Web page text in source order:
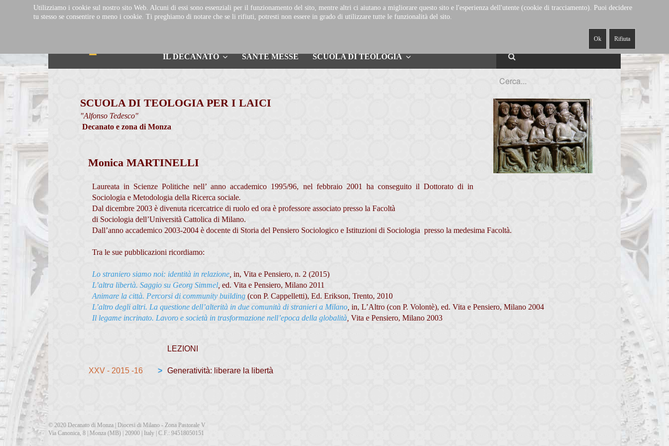
DUOMO DI
MONZA
-DECANATO-
CAPPELLA
-ALABARDIERI-
MUSEO E
TESORO
IL DECANATO SANTE MESSE SCUOLA DI TEOLOGIA
SCUOLA DI TEOLOGIA PER I LAICI
"Alfonso Tedesco"
Decanato e zona di Monza
Monica MARTINELLI
Laureata in Scienze Politiche nell’ anno accademico 1995/96, nel febbraio 2001 ha conseguito il Dottorato di in
Sociologia e Metodologia della Ricerca sociale.
Dal dicembre 2003 è divenuta ricercatrice di ruolo ed ora è professore associato presso la Facoltà
di Sociologia dell’Università Cattolica di Milano.
Dall’anno accademico 2003-2004 è docente di Storia del Pensiero Sociologico e Istituzioni di Sociologia presso la medesima Facoltà.
Tra le sue pubblicazioni ricordiamo:
Lo straniero siamo noi: identità in relazione in, Vita e Pensiero, n. 2 (2015)
L’altra libertà. Saggio su Georg Simmel ed. Vita e Pensiero, Milano 2011
Animare la città. Percorsi di community building (con P. Cappelletti), Ed. Erikson, Trento, 2010
L’altro degli altri. La questione dell’alterità in due comunità di stranieri a Milano in, L’Altro (con P. Volontè), ed. Vita e Pensiero, Milano 2004
Il legame incrinato. Lavoro e società in trasformazione nell’epoca della globalità Vita e Pensiero, Milano 2003
LEZIONI
XXV - 2015 -16 > Generatività: liberare la libertà
© 2020 Decanato di Monza | Diocesi di Milano - Zona Pastorale V
Via Canonica, 8 | Monza (MB) | 20900 | Italy | C.F.: 94518050151
Utilizziamo i cookie sul nostro sito Web. Alcuni di essi sono essenziali per il funzionamento del sito, mentre altri ci aiutano a migliorare questo sito e l'esperienza dell'utente (cookie di tracciamento). Puoi decidere
tu stesso se consentire o meno i cookie. Ti preghiamo di notare che se li rifiuti, potresti non essere in grado di utilizzare tutte le funzionalità del sito.
Ok Rifiuta